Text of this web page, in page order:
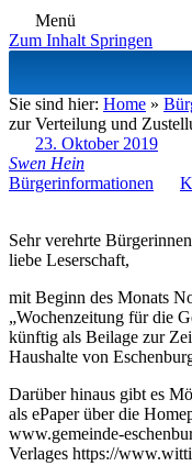
Menü
Zum Inhalt Springen
Sie sind hier: Home »
zur Verteilung und
23. Oktober 2019
Swen Hein
Bürgerinformationen
Sehr verehrte
liebe Leserschaft,
mit Beginn des Monats
„Wochenzeitung für die
künftig als Beilage zur
Haushalte von
Darüber hinaus gibt es
als ePaper über die
www.gemeinde-
Verlages https://